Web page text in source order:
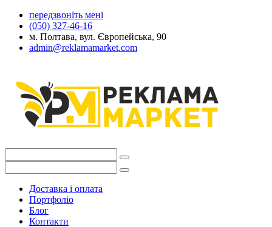
передзвоніть мені
(050) 327-46-16
м. Полтава, вул. Європейська, 90
admin@reklamamarket.com
Доставка і оплата
Портфоліо
Блог
Контакти